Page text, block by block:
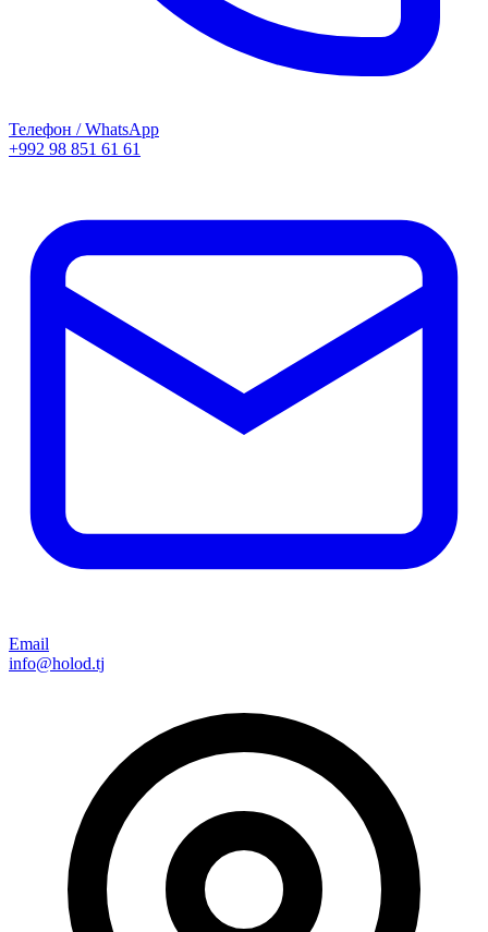
Телефон / WhatsApp
+992 98 851 61 61
Email
info@holod.tj